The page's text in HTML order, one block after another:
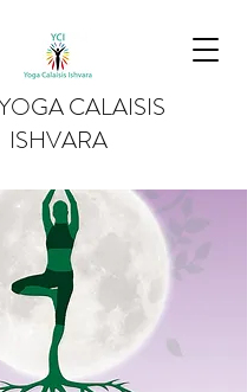
CALAISIS
ISHVARA